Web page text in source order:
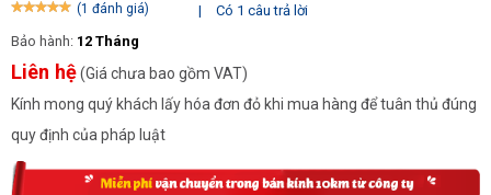
(1 đánh giá) |
Có 1 câu trả lời
Bảo hành: 12 Tháng
Liên hệ(Giá chưa bao gồm VAT)
Kính mong quý khách lấy hóa đơn đỏ khi mua hàng để tuân thủ đúng
quy định của pháp luật